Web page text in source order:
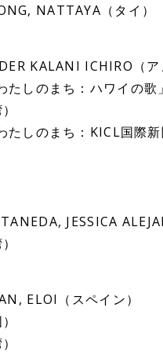
NATTAYA（タイ）
KALANI ICHIRO（ア
しのまち：ハワイの歌」
たしのまち：KICL国際新
JESSICA
ELOI（スペイン）